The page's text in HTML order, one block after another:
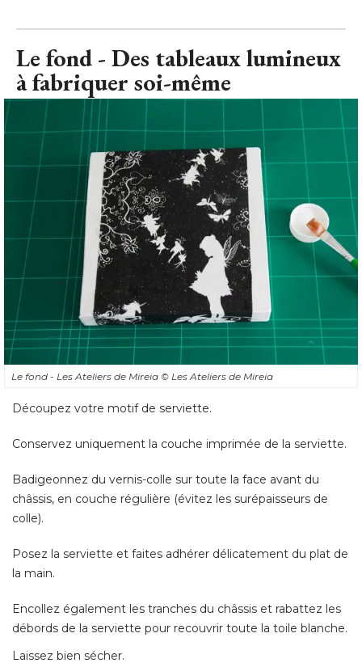
Le fond - Les Ateliers de Mireia © Les Ateliers de Mireia
Découpez votre motif de serviette.
Conservez uniquement la couche imprimée de la serviette.
Badigeonnez du vernis-colle sur toute la face avant du
colle).
Posez la serviette et faites adhérer délicatement du plat de
la main.
débords de la serviette pour recouvrir toute la toile blanche.
Laissez bien sécher.
Si vous n'avez pas assez de matière dans le motif choisi
pour rabattre la serviette, comblez l'espace laissé avec un
ruban, par exemple.